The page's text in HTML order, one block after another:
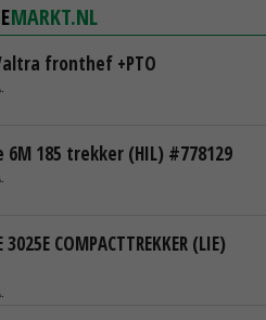
MARKT.NL
fronthef +PTO
6M 185 trekker (HIL) #778129
3025E COMPACTTREKKER (LIE)